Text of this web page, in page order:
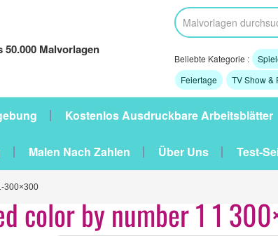
Malvorlagen
Beliebte Kategorie :
Feiertage
TV Show &
Kostenlos Ausdruckbare Arbeitsblätter
Malen Nach Zahlen Über Uns Test-
300×300
color by number 1 1